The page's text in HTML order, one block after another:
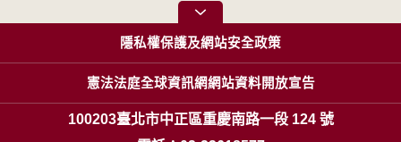
隱私權保護及網站安全政策
憲法法庭全球資訊網網站資料開放宣告
100203臺北市中正區重慶南路一段 124 號